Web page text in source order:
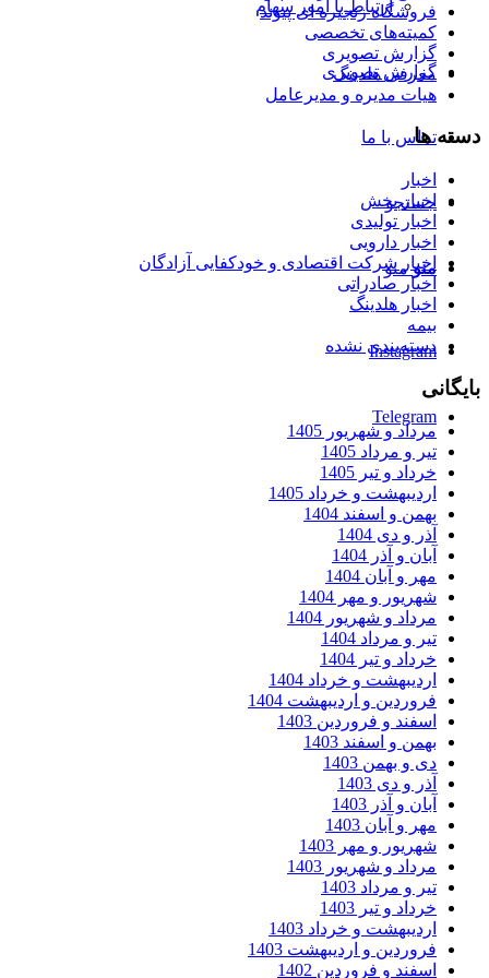
ارتباط با امور سهام
گزارش تصویری
تماس با ما
جستجو
منو منو
Instagram
Telegram
فروشگاه زنجیره ای پیوند
کمیته‌های تخصصی
گزارش تصویری
معرفی هلدینگ
هیات مدیره و مدیرعامل
دسته ها
اخبار
اخبار پخش
اخبار تولیدی
اخبار دارویی
اخبار شرکت اقتصادی و خودکفایی آزادگان
اخبار صادراتی
اخبار هلدینگ
بیمه
دسته‌بندی نشده
بایگانی
مرداد و شهریور 1405
تیر و مرداد 1405
خرداد و تیر 1405
اردیبهشت و خرداد 1405
بهمن و اسفند 1404
آذر و دی 1404
آبان و آذر 1404
مهر و آبان 1404
شهریور و مهر 1404
مرداد و شهریور 1404
تیر و مرداد 1404
خرداد و تیر 1404
اردیبهشت و خرداد 1404
فروردین و اردیبهشت 1404
اسفند و فروردین 1403
بهمن و اسفند 1403
دی و بهمن 1403
آذر و دی 1403
آبان و آذر 1403
مهر و آبان 1403
شهریور و مهر 1403
مرداد و شهریور 1403
تیر و مرداد 1403
خرداد و تیر 1403
اردیبهشت و خرداد 1403
فروردین و اردیبهشت 1403
اسفند و فروردین 1402